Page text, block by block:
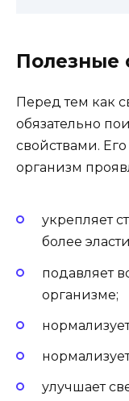
Полезные
Перед тем как
обязательно
свойствами.
организм
укрепляет
более
подавляет
организме;
улучшает